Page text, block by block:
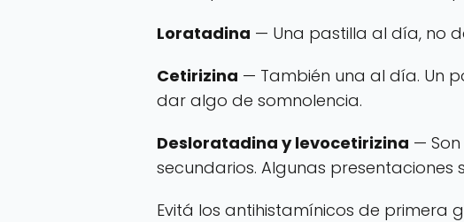
Loratadina — Una pastilla al día, no
Cetirizina — También una al día. Un
dar algo de somnolencia.
Desloratadina y levocetirizina —
secundarios. Algunas presentaciones
Evitá los antihistamínicos de primera